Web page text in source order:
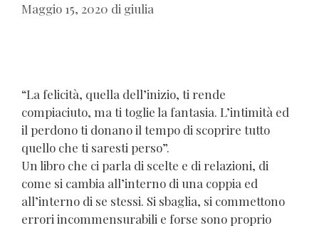
Maggio 15, 2020 di giulia
“La felicità, quella dell’inizio, ti rende
compiaciuto, ma ti toglie la fantasia. L’intimità ed
il perdono ti donano il tempo di scoprire tutto
quello che ti saresti perso”.
Un libro che ci parla di scelte e di relazioni, di
come si cambia all’interno di una coppia ed
all’interno di se stessi. Si sbaglia, si commettono
errori incommensurabili e forse sono proprio